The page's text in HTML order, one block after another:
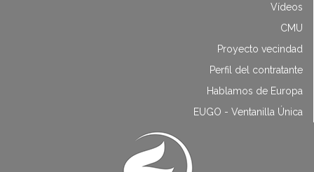
Vídeos
CMU
Proyecto vecindad
Perfil del contratante
Hablamos de Europa
EUGO - Ventanilla Única